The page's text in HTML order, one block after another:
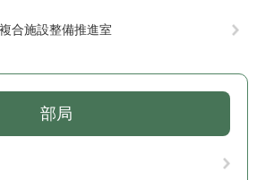
合施設整備推進室
部局